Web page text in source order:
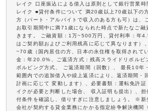
レイク 口座振込による借入は原則として銀行営業時
レイク ■貸付条件について 満20歳以上70歳以下の
方（パート・アルバイトで収入のある方も可）は、
お取引期間中に満71歳になられた時点で新たなご融
きます。 ご融資額：1万~500万円、貸付利率：年
はご契約額およびご利用残高に応じて異なります）
~70歳（国内居住の方、日本の永住権を取得されて
金：年20.0%、ご返済方式：残高スライドリボルビ
ボルビング方式、 ご返済期間（回数）、 最長10年
範囲内での追加借入や繰上返済により、返済期間・
計画に応じて 変動します）、必要書類：運転免許証
イクが必要と判断した場合、 収入証明も提出）、
付条件を確認し、借りすぎに注意しましょう。 ※新
会社が契約する貸金業務にかかる指定紛争解決機